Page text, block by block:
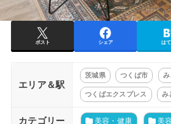
ポスト シェア は
エリア＆駅
茨城県 つくば市 み
つくばエクスプレス み
カテゴリー 美容・健康 美